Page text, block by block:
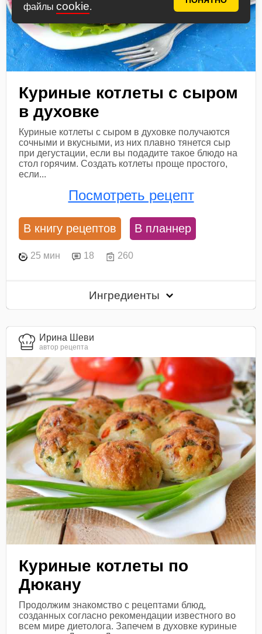
файлы cookie.
Куриные котлеты с сыром
в духовке
Куриные котлеты с сыром в духовке получаются
сочными и вкусными, из них плавно тянется сыр
при дегустации, если вы подадите такое блюдо на
стол горячим. Создать котлеты проще простого,
если...
Посмотреть рецепт
В книгу рецептов В планнер
25 мин 18 260
Ингредиенты
Ирина Шеви
автор рецепта
Куриные котлеты по
Дюкану
Продолжим знакомство с рецептами блюд,
созданных согласно рекомендации известного во
всем мире диетолога. Запечем в духовке куриные